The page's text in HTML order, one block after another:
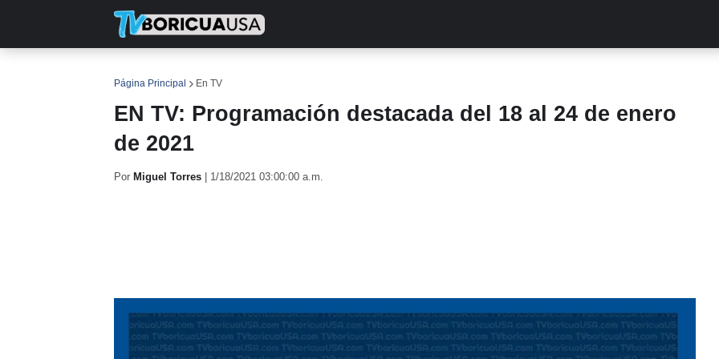
Página Principal En TV
EN TV: Programación destacada del 18 al 24 de enero
de 2021
Por Miguel Torres 1/18/2021 03:00:00 a.m.